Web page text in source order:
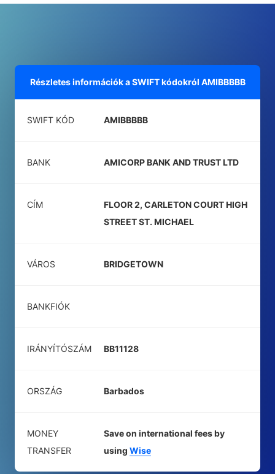
Részletes információk a SWIFT kódokról AMIBBBBB
SWIFT KÓD AMIBBBBB
BANK AMICORP BANK AND TRUST LTD
CÍM
FLOOR 2, CARLETON COURT HIGH
STREET ST. MICHAEL
VÁROS BRIDGETOWN
BANKFIÓK
IRÁNYÍTÓSZÁM BB11128
ORSZÁG Barbados
MONEY
TRANSFER
Save on international fees by
using Wise